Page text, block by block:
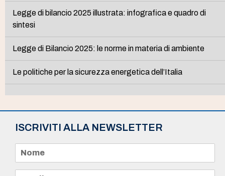
Legge di bilancio 2025 illustrata: infografica e quadro di
sintesi
Legge di Bilancio 2025: le norme in materia di ambiente
Le politiche per la sicurezza energetica dell’Italia
ISCRIVITI ALLA NEWSLETTER
m
e